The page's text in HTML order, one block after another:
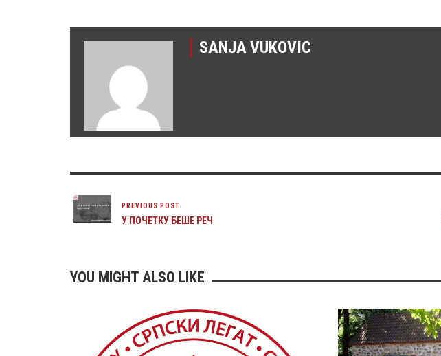
SANJA VUKOVIC
PREVIOUS POST
У ПОЧЕТКУ БЕШЕ РЕЧ
YOU MIGHT ALSO LIKE